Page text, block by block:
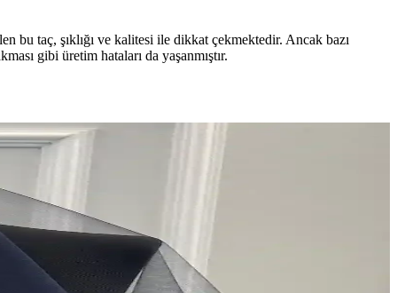
bu taç, şıklığı ve kalitesi ile dikkat çekmektedir. Ancak bazı
gibi üretim hataları da yaşanmıştır.
tamamlar. Kolay kullanımı ve çok yönlü tercihleriyle